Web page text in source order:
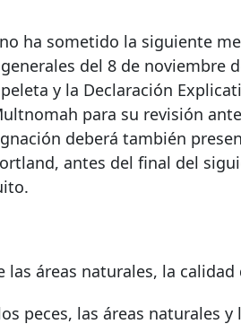
ha sometido la siguiente
del 8 de noviembre
y la Declaración
para su revisión
deberá también
antes del final del
áreas naturales, la calidad
peces, las áreas naturales y